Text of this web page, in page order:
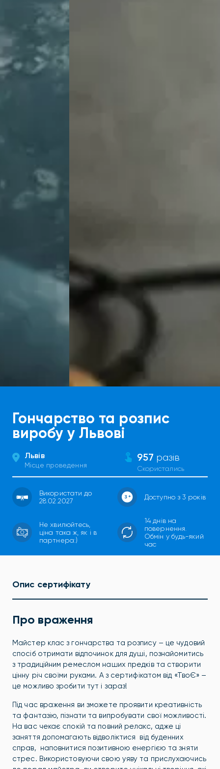
Гончарство та розпис
виробу у Львові
Львів
Місце проведення
957 разів
Скористались
Використати до
28.02.2027
Доступно з 3 років
Не хвилюйтесь,
ціна така ж, як і в
партнера:)
14 днів на
повернення.
Обмін у будь-який
час
Опис сертифікату
Про враження
Майстер клас з гончарства та розпису – це чудовий
спосіб отримати відпочинок для душі, познайомитись
з традиційним ремеслом наших предків та створити
цінну річ своїми руками. А з сертифікатом від «ТвоЄ» –
це можливо зробити тут і зараз!
Під час враження ви зможете проявити креативність
та фантазію, пізнати та випробувати свої можливості.
На вас чекає спокій та повний релакс, адже ці
заняття допомагають відволіктися від буденних
справ, наповнитися позитивною енергією та зняти
стрес. Використовуючи свою уяву та прислухаючись